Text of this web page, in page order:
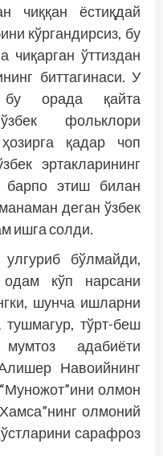
чиққан ёстиқдай
кўргандирсиз, бу
ўттиздан
биттагинаси. У
орада қайта
фольклори
қадар чоп
эртакларининг
барпо этиш билан
деган ўзбек
ишга солди.
бўлмайди,
кўп нарсани
шунча ишларни
тўрт-беш
адабиёти
Навоийнинг
олмон
олмоний
сарафроз